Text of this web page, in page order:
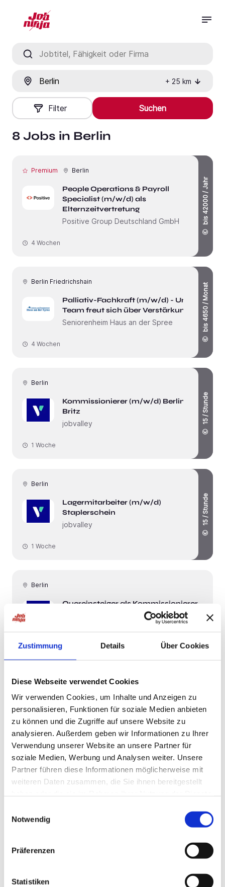
Zustimmung Details Über Cookies
Diese Webseite verwendet Cookies
Wir verwenden Cookies, um Inhalte und Anzeigen zu
personalisieren, Funktionen für soziale Medien anbieten
zu können und die Zugriffe auf unsere Website zu
analysieren. Außerdem geben wir Informationen zu Ihrer
Verwendung unserer Website an unsere Partner für
soziale Medien, Werbung und Analysen weiter. Unsere
Partner führen diese Informationen möglicherweise mit
weiteren Daten zusammen, die Sie ihnen bereitgestellt
Notwendig
Präferenzen
Statistiken
+ 25 km
Filter Suchen
8 Jobs in Berlin
Premium Berlin
People Operations & Payroll
Specialist (m/w/d) als
Elternzeitvertretung
Positive Group Deutschland GmbH
bis 42000 / Jahr
4 Wochen
Berlin Friedrichshain
Palliativ-Fachkraft (m/w/d) - Unser
Team freut sich über Verstärkung!
Seniorenheim Haus an der Spree
bis 4650 / Monat
4 Wochen
Berlin
Kommissionierer (m/w/d) Berlin
Britz
jobvalley
15 / Stunde
1 Woche
Berlin
Lagermitarbeiter (m/w/d)
Staplerschein
jobvalley
15 / Stunde
1 Woche
Berlin
Quereinsteiger als Kommissionierer
Berlin
Lagermitarbeiter (m/w/d)
Frischeware
jobvalley
15 / Stunde
1 Woche
Berlin
Kommissionierer im Frischelager
15 / Stunde